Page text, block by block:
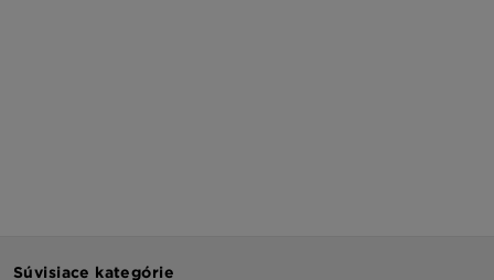
Súvisiace kategórie